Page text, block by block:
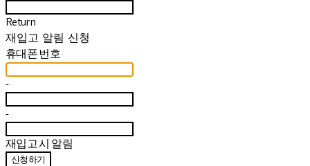
Return
재입고 알림 신청
휴대폰 번호
-
-
재입고 시 알림
신청하기